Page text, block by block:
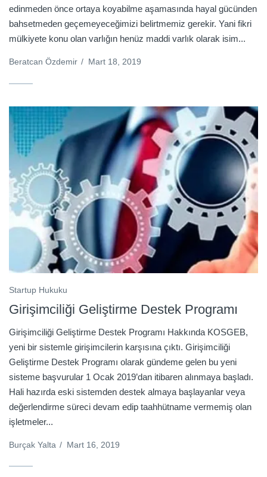
edinmeden önce ortaya koyabilme aşamasında hayal gücünden
bahsetmeden geçemeyeceğimizi belirtmemiz gerekir. Yani fikri
mülkiyete konu olan varlığın henüz maddi varlık olarak isim...
Beratcan Özdemir / Mart 18, 2019
Startup Hukuku
Girişimciliği Geliştirme Destek Programı
Girişimciliği Geliştirme Destek Programı Hakkında KOSGEB,
yeni bir sistemle girişimcilerin karşısına çıktı. Girişimciliği
Geliştirme Destek Programı olarak gündeme gelen bu yeni
sisteme başvurular 1 Ocak 2019’dan itibaren alınmaya başladı.
Hali hazırda eski sistemden destek almaya başlayanlar veya
değerlendirme süreci devam edip taahhütname vermemiş olan
işletmeler...
Burçak Yalta / Mart 16, 2019